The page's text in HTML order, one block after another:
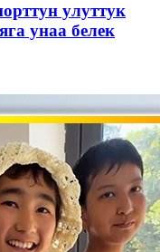
улуттук
унаа белек